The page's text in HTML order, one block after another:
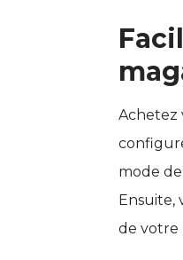
Achetez
mode
Ensuite,
de votre